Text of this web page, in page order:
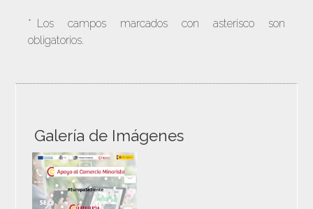
* Los campos marcados con asterisco son
obligatorios.
Galería de Imágenes